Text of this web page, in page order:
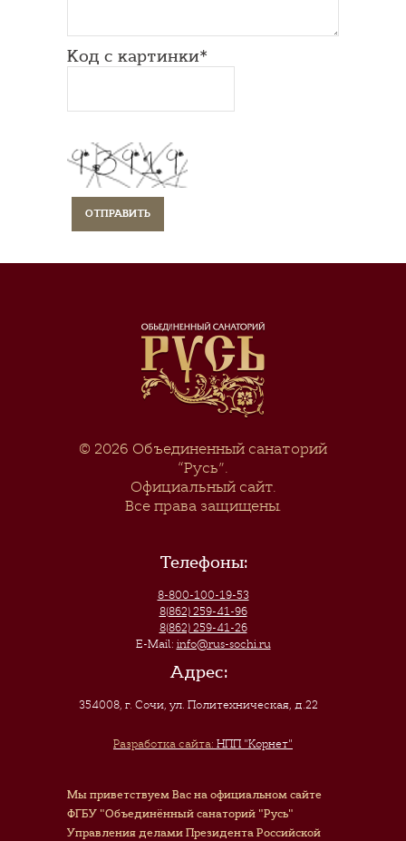
Код с картинки*
© 2026 Объединенный санаторий
“Русь”.
Официальный сайт.
Все права защищены.
Телефоны:
8-800-100-19-53
8(862) 259-41-96
8(862) 259-41-26
E-Mail: info@rus-sochi.ru
Адрес:
354008, г. Сочи,ул. Политехническая, д.22
Разработка сайта: НПП "Корнет"
Мы приветствуем Вас на официальном сайте
ФГБУ "Объединённый санаторий "Русь"
Управления делами Президента Российской